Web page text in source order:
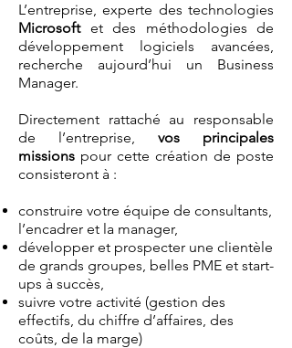
L’entreprise, experte des technologies
Microsoft et des méthodologies de
développement logiciels avancées,
recherche aujourd’hui un Business
Manager.
Directement rattaché au responsable
de l’entreprise, vos principales
missions pour cette création de poste
consisteront à :
construire votre équipe de consultants,
l’encadrer et la manager,
développer et prospecter une clientèle
de grands groupes, belles PME et start-
ups à succès,
suivre votre activité (gestion des
effectifs, du chiffre d’affaires, des
coûts, de la marge)